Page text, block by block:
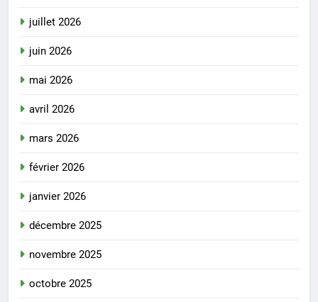
juillet 2026
juin 2026
mai 2026
avril 2026
mars 2026
février 2026
janvier 2026
décembre 2025
novembre 2025
octobre 2025